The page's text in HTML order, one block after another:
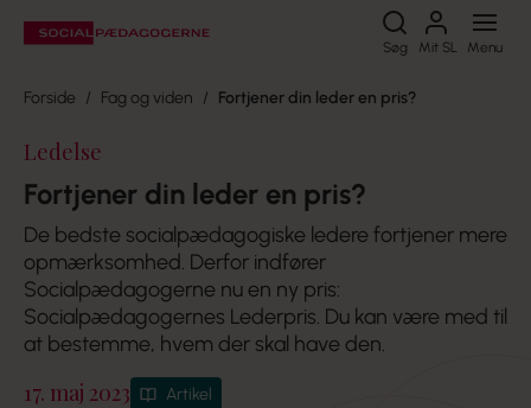
Søg Mit SL Menu
Søg
Forside Fag og viden Fortjener din leder en pris?
Ledelse
Fortjener din leder en pris?
De bedste socialpædagogiske ledere fortjener mere
opmærksomhed. Derfor indfører
Socialpædagogerne nu en ny pris:
Socialpædagogernes Lederpris. Du kan være med til
at bestemme, hvem der skal have den.
17. maj 2023 Artikel